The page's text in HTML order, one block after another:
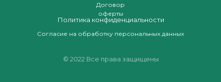
© 2022 Все права защищены
Политика конфиденциальности
Согласие на обработку персональных данных
Договор
оферты